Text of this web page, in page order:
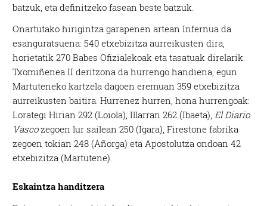
batzuk, eta definitzeko fasean beste batzuk.
Onartutako hirigintza garapenen artean Infernua da
esanguratsuena: 540 etxebizitza aurreikusten dira,
horietatik 270 Babes Ofizialekoak eta tasatuak direlarik.
Txomiñenea II deritzona da hurrengo handiena, egun
Martuteneko kartzela dagoen eremuan 359 etxebizitza
aurreikusten baitira. Hurrenez hurren, hona hurrengoak:
Lorategi Hirian 292 (Loiola), Illarran 262 (Ibaeta),El Diario
Vascozegoen lur sailean 250 (Igara), Firestone fabrika
zegoen tokian 248 (Añorga) eta Apostolutza ondoan 42
etxebizitza (Martutene).
Eskaintza handitzera